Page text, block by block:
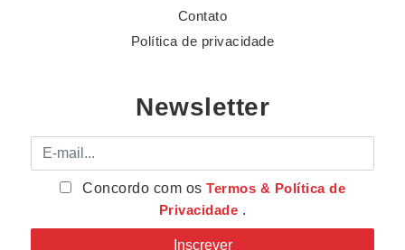
Contato
Política de privacidade
Newsletter
E-mail
Concordo com osTermos & Política de
Privacidade .